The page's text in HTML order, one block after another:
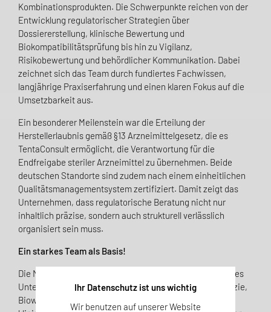
Kombinationsprodukten. Die Schwerpunkte reichen von der
Entwicklung regulatorischer Strategien über
Dossiererstellung, klinische Bewertung und
Biokompatibilitätsprüfung bis hin zu Vigilanz,
Risikobewertung und behördlicher Kommunikation. Dabei
zeichnet sich das Team durch fundiertes Fachwissen,
langjährige Praxiserfahrung und einen klaren Fokus auf die
Umsetzbarkeit aus.
Ein besonderer Meilenstein war die Erteilung der
Herstellerlaubnis gemäß §13 Arzneimittelgesetz, die es
TentaConsult ermöglicht, die Verantwortung für die
Endfreigabe steriler Arzneimittel zu übernehmen. Beide
deutschen Standorte sind zudem nach einem einheitlichen
Qualitätsmanagementsystem zertifiziert. Damit zeigt das
Unternehmen, dass regulatorische Beratung nicht nur
inhaltlich präzise, sondern auch strukturell verlässlich
organisiert sein muss.
Ein starkes Team als Basis!
Die Mitarbeitenden bei TentaConsult prägen den Erfolg des
Unternehmens. Sie kommen aus den Bereichen Pharmazie,
Biowissenschaften, Medizin, Qualitätsmanagement und
Ihr Datenschutz ist uns wichtig
Wir benutzen auf unserer Website